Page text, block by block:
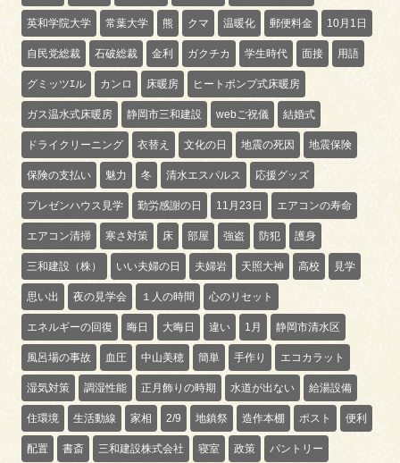
英和学院大学 常葉大学 熊 クマ 温暖化 郵便料金 10月1日
自民党総裁 石破総裁 金利 ガクチカ 学生時代 面接 用語
グミッツｴル カンロ 床暖房 ヒートポンプ式床暖房
ガス温水式床暖房 静岡市三和建設 webご祝儀 結婚式
ドライクリーニング 衣替え 文化の日 地震の死因 地震保険
保険の支払い 魅力 冬 清水エスパルス 応援グッズ
プレゼンハウス見学 勤労感謝の日 11月23日 エアコンの寿命
エアコン清掃 寒さ対策 床 部屋 強盗 防犯 護身
三和建設（株） いい夫婦の日 夫婦岩 天照大神 高校 見学
思い出 夜の見学会 １人の時間 心のリセット
エネルギーの回復 晦日 大晦日 違い 1月 静岡市清水区
風呂場の事故 血圧 中山美穂 簡単 手作り エコカラット
湿気対策 調湿性能 正月飾りの時期 水道が出ない 給湯設備
住環境 生活動線 家相 2/9 地鎮祭 造作本棚 ポスト 便利
配置 書斎 三和建設株式会社 寝室 政策 パントリー